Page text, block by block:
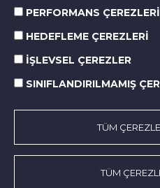
Hakkımızda
KSS
Sürdürülebilirlik
İletişim
PERFORMANS ÇEREZLERİ
HEDEFLEME ÇEREZLERİ
İŞLEVSEL ÇEREZLER
SINIFLANDIRILMAMIŞ
TÜM
TÜM